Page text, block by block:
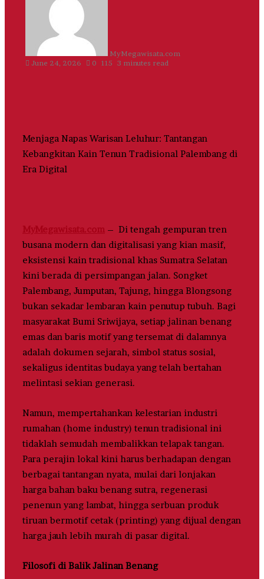
MyMegawisata.com
June 24, 2026 0 115 3 minutes read
Menjaga Napas Warisan Leluhur: Tantangan
Kebangkitan Kain Tenun Tradisional Palembang di
Era Digital
MyMegawisata.com – Di tengah gempuran tren
busana modern dan digitalisasi yang kian masif,
eksistensi kain tradisional khas Sumatra Selatan
kini berada di persimpangan jalan. Songket
Palembang, Jumputan, Tajung, hingga Blongsong
bukan sekadar lembaran kain penutup tubuh. Bagi
masyarakat Bumi Sriwijaya, setiap jalinan benang
emas dan baris motif yang tersemat di dalamnya
adalah dokumen sejarah, simbol status sosial,
sekaligus identitas budaya yang telah bertahan
melintasi sekian generasi.
Namun, mempertahankan kelestarian industri
rumahan (home industry) tenun tradisional ini
tidaklah semudah membalikkan telapak tangan.
Para perajin lokal kini harus berhadapan dengan
berbagai tantangan nyata, mulai dari lonjakan
harga bahan baku benang sutra, regenerasi
penenun yang lambat, hingga serbuan produk
tiruan bermotif cetak (printing) yang dijual dengan
harga jauh lebih murah di pasar digital.
Filosofi di Balik Jalinan Benang